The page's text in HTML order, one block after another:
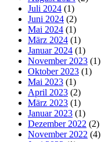
Juli 2024 (1)
Juni 2024 (2)
Mai 2024 (1)
März 2024 (1)
Januar 2024 (1)
November 2023 (1)
Oktober 2023 (1)
Mai 2023 (1)
April 2023 (2)
März 2023 (1)
Januar 2023 (1)
Dezember 2022 (2)
November 2022 (4)